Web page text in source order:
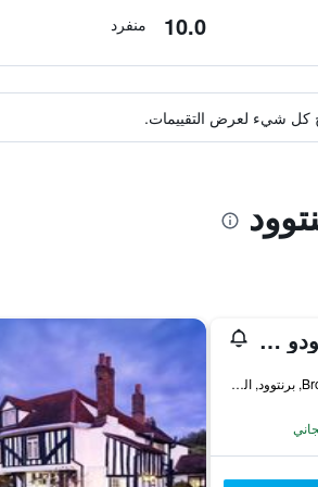
10.0 منفرد
كل شيء لعرض التقييمات.
هوليداي إنرينل ريتيتنويودو إم 2 اميجاي كي ي28 باي آيتش جي
Brook Street, M25, Jct 28, Brentwood, برنتوود, المملكة المتحدة